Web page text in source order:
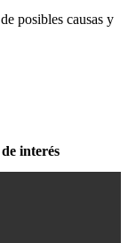
posibles causas y
interés